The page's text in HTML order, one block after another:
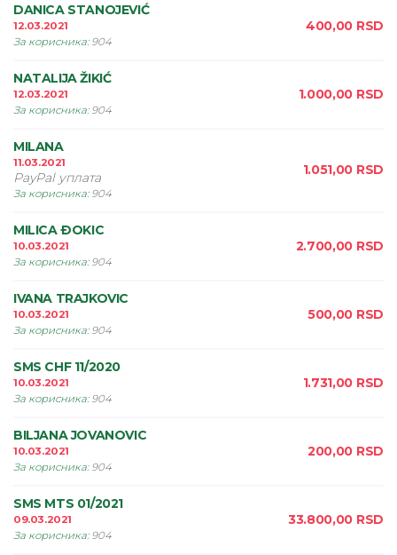
DANICA STANOJEVIĆ
12.03.2021
За корисника: 904
400,00 RSD
NATALIJA ŽIKIĆ
12.03.2021
За корисника: 904
1.000,00 RSD
MILANA
11.03.2021
PayPal уплата
За корисника: 904
1.051,00 RSD
MILICA ÐOKIC
10.03.2021
За корисника: 904
2.700,00 RSD
IVANA TRAJKOVIC
10.03.2021
За корисника: 904
500,00 RSD
SMS CHF 11/2020
10.03.2021
За корисника: 904
1.731,00 RSD
BILJANA JOVANOVIC
10.03.2021
За корисника: 904
200,00 RSD
SMS MTS 01/2021
09.03.2021
За корисника: 904
33.800,00 RSD